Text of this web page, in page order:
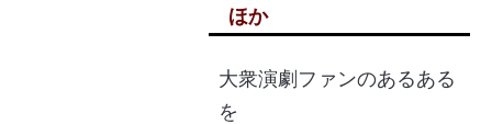
ほか
大衆演劇ファンのあるある
を